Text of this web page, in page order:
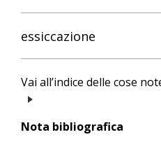
essiccazione
Vai all’indice delle cose
Nota bibliografica